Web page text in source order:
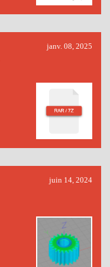
janv. 08, 2025
juin 14, 2024